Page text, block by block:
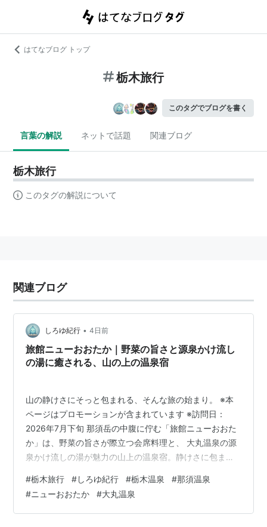
はてなブログ トップ
栃木旅行
このタグでブログを書く
言葉の解説 ネットで話題 関連ブログ
栃木旅行
このタグの解説について
関連ブログ
しろゆ紀行 • 4日前
旅館ニューおおたか｜野菜の旨さと源泉かけ流し
の湯に癒される、山の上の温泉宿
山の静けさにそっと包まれる、そんな旅の始まり。 ※本
ページはプロモーションが含まれています ※訪問日：
2026年7月下旬 那須岳の中腹に佇む「旅館ニューおおた
か」は、野菜の旨さが際立つ会席料理と、 大丸温泉の源
泉かけ流しの湯が魅力の山上の温泉宿。静けさに包まれ
る時間が待っている。 📚 目次を開く／閉じる ■ こんな
人におすすめ この宿の魅力をひとことで ■ 標高
1300m、静けさに包まれる山の宿 ■ 源泉かけ流しの湯
#栃木旅行 #しろゆ紀行 #栃木温泉 #那須温泉
#ニューおおたか #大丸温泉